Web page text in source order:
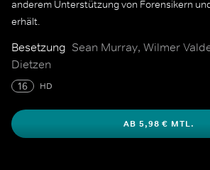
anderem Unterstützung von Forensikern
erhält.
Besetzung Sean Murray, Wilmer
Dietzen
16 HD
AB 5,98 € MTL.